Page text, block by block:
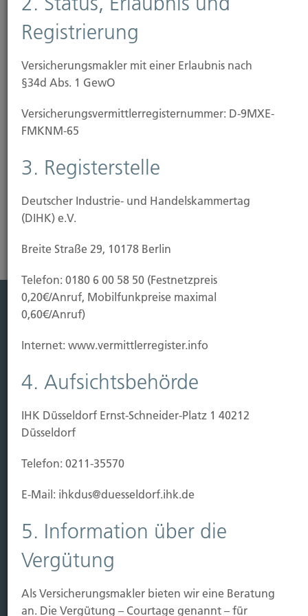
durch vernachlässigte Streupflicht im Winter
durch bauliche Mängel wie glatte Treppen, lose
Teppichbeläge oder schlechte Beleuchtung
bei Bauarbeiten bis zu 50.000 Euro Bausumme.
Bauherrenhaftpflicht-Versicherung erforderlich.)
Risikoanalyse Haftpflichtversicherung
Leistung
Leben
Sichern
Immobilien Vers.
Baubeginn
Einzug/Vermietung
Hubert Brück KG | Inhaber: Dipl. Ökonom Johannes
Brück | Kapellstraße 2 | 40479 Düsseldorf
Telefon: 0211-490066 | Fax:
E-Mail:
Registrierung
Versicherungsmakler mit einer Erlaubnis nach
§34d Abs. 1 GewO
Versicherungs­vermittler­registernummer: D-9MXE-
FMKNM-65
3. Registerstelle
Deutscher Industrie- und Handelskammertag
(DIHK) e.V.
Breite Straße 29, 10178 Berlin
Telefon: 0180 6 00 58 50 (Festnetzpreis
0,20€/Anruf, Mobilfunkpreise maximal
0,60€/Anruf)
Internet: www.vermittlerregister.info
4. Aufsichtsbehörde
IHK Düsseldorf Ernst-Schneider-Platz 1 40212
Düsseldorf
Telefon: 0211-35570
E-Mail: ihkdus@duesseldorf.ihk.de
5. Information über die
Vergütung
Als Versicherungsmakler bieten wir eine Beratung
an. Die Vergütung – Courtage genannt – für